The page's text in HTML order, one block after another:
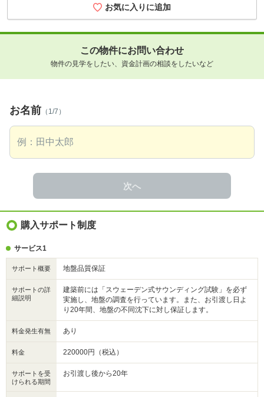
お気に入りに追加
この物件にお問い合わせ
物件の見学をしたい、資金計画の相談をしたいなど
お名前 （1/7）
次へ
購入サポート制度
サービス1
サポート概要 地盤品質保証
サポートの詳
細説明
建築前には「スウェーデン式サウンディング試験」を必ず
実施し、地盤の調査を行っています。また、お引渡し日よ
り20年間、地盤の不同沈下に対し保証します。
料金発生有無 あり
料金 220000円（税込）
サポートを受
けられる期間
お引渡し後から20年